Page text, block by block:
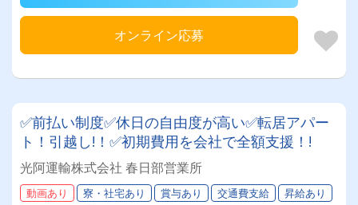
オンライン応募
✅前払い制度✅休日の自由度が高い✅転居アパー
ト！引越し!！✅初期費用を会社で全額支援！!
光阿運輸株式会社 春日部営業所
動画あり 寮・社宅あり 賞与あり 交通費支給
昇給あり